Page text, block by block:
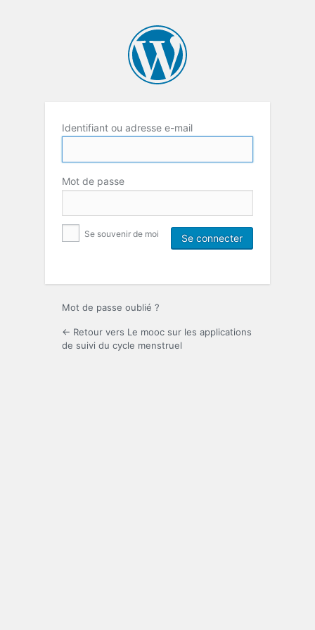
Identifiant ou adresse e-mail
Mot de passe
Se souvenir de moi
Mot de passe oublié ?
← Retour vers Le mooc sur les applications
de suivi du cycle menstruel